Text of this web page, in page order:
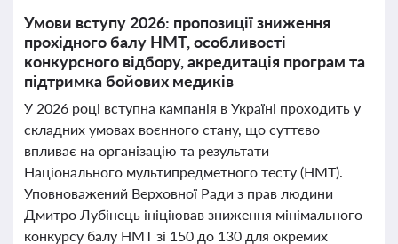
Умови вступу 2026: пропозиції зниження
прохідного балу НМТ, особливості
конкурсного відбору, акредитація програм та
підтримка бойових медиків
У 2026 році вступна кампанія в Україні проходить у
складних умовах воєнного стану, що суттєво
впливає на організацію та результати
Національного мультипредметного тесту (НМТ).
Уповноважений Верховної Ради з прав людини
Дмитро Лубінець ініціював зниження мінімального
конкурсу балу НМТ зі 150 до 130 для окремих